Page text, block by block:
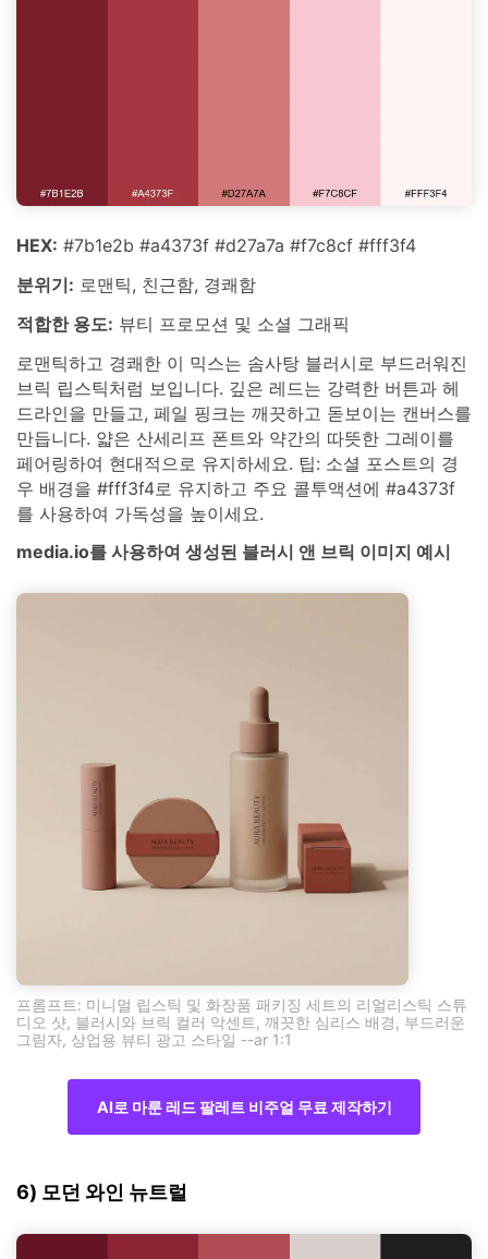
HEX: #7b1e2b #a4373f #d27a7a #f7c8cf #fff3f4
분위기: 로맨틱, 친근함, 경쾌함
적합한 용도: 뷰티 프로모션 및 소셜 그래픽
로맨틱하고 경쾌한 이 믹스는 솜사탕 블러시로 부드러워진
브릭 립스틱처럼 보입니다. 깊은 레드는 강력한 버튼과 헤
드라인을 만들고, 페일 핑크는 깨끗하고 돋보이는 캔버스를
만듭니다. 얇은 산세리프 폰트와 약간의 따뜻한 그레이를
페어링하여 현대적으로 유지하세요. 팁: 소셜 포스트의 경
우 배경을 #fff3f4로 유지하고 주요 콜투액션에 #a4373f
를 사용하여 가독성을 높이세요.
media.io를 사용하여 생성된 블러시 앤 브릭 이미지 예시
프롬프트: 미니멀 립스틱 및 화장품 패키징 세트의 리얼리스틱 스튜
디오 샷, 블러시와 브릭 컬러 악센트, 깨끗한 심리스 배경, 부드러운
그림자, 상업용 뷰티 광고 스타일 --ar 1:1
AI로 마룬 레드 팔레트 비주얼 무료 제작하기
6) 모던 와인 뉴트럴